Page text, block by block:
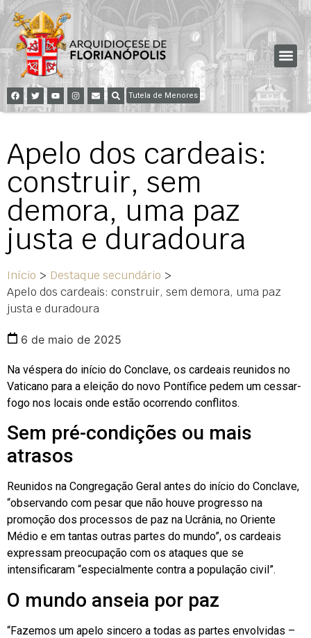
Tutela de Menores
Apelo dos cardeais:
construir, sem
demora, uma paz
justa e duradoura
Início > Destaque secundário >
Apelo dos cardeais: construir, sem demora, uma paz
justa e duradoura
6 de maio de 2025
Na véspera do início do Conclave, os cardeais reunidos no
Vaticano para a eleição do novo Pontífice pedem um cessar-
fogo nos locais onde estão ocorrendo conflitos.
Sem pré-condições ou mais
atrasos
Reunidos na Congregação Geral antes do início do Conclave,
“observando com pesar que não houve progresso na
promoção dos processos de paz na Ucrânia, no Oriente
Médio e em tantas outras partes do mundo”, os cardeais
expressam preocupação com os ataques que se
intensificaram “especialmente contra a população civil”.
O mundo anseia por paz
“Fazemos um apelo sincero a todas as partes envolvidas –